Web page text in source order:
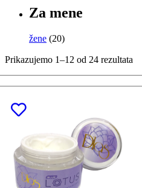
Za mene
žene (20)
Prikazujemo 1–12 od 24 rezultata